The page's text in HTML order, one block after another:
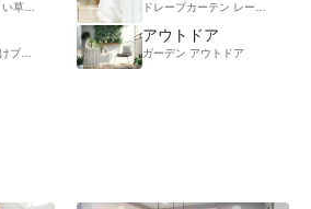
い草・竹ラグ キッチンマットドレープカーテン レースカーテン
ケット 脚立・ステップパーテーション・スクリーン
アウトドア
ガーデン アウトドア